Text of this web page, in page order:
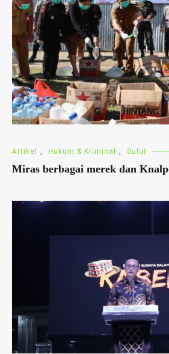
Artikel Hukum & Kriminal Sulut
Miras berbagai merek dan